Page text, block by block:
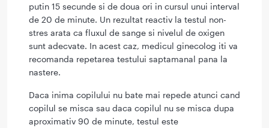
putin 15 secunde si de doua ori in cursul unui interval
de 20 de minute. Un rezultat reactiv la testul non-
stres arata ca fluxul de sange si nivelul de oxigen
sunt adecvate. In acest caz, medicul ginecolog iti va
recomanda repetarea testului saptamanal pana la
nastere.
Daca inima copilului nu bate mai repede atunci cand
copilul se misca sau daca copilul nu se misca dupa
aproximativ 90 de minute, testul este